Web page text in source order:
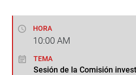
HORA
10:00 AM
TEMA
Sesión de la Comisión